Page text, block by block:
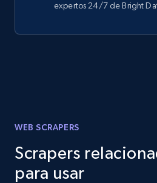
expertos 24/7 de Bright
WEB SCRAPERS
Scrapers
para usar